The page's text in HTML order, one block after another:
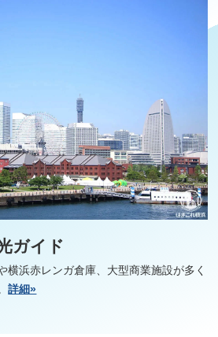
ガイド
横浜赤レンガ倉庫、大型商業施設が多く
詳細»